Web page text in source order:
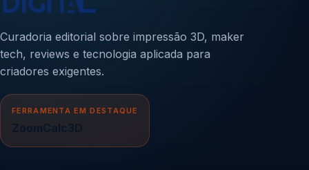
Curadoria editorial sobre impressão 3D, maker
tech, reviews e tecnologia aplicada para
criadores exigentes.
FERRAMENTA EM DESTAQUE
ZoomCalc3D